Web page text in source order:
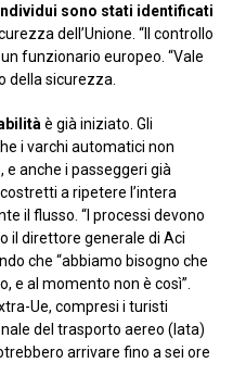
sono stati identificati
dell’Unione. “Il controllo
funzionario europeo. “Vale
della sicurezza.
è già iniziato. Gli
i varchi automatici non
anche i passeggeri già
a ripetere l’intera
il flusso. “I processi devono
il direttore generale di Aci
che “abbiamo bisogno che
e al momento non è così”.
Ue, compresi i turisti
del trasporto aereo (Iata)
arrivare fino a sei ore